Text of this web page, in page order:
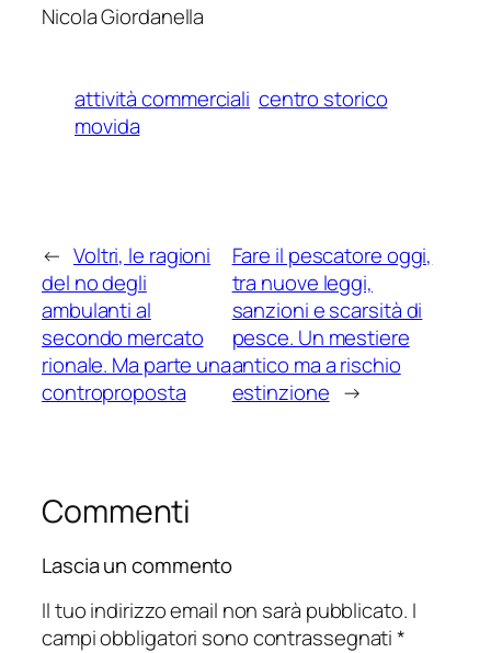
Nicola Giordanella
attività commerciali centro storico
movida
← Voltri, le ragioni
del no degli
ambulanti al
secondo mercato
rionale. Ma parte una
controproposta
Fare il pescatore oggi,
tra nuove leggi,
sanzioni e scarsità di
pesce. Un mestiere
antico ma a rischio
estinzione →
Commenti
Lascia un commento
Il tuo indirizzo email non sarà pubblicato. I
campi obbligatori sono contrassegnati*